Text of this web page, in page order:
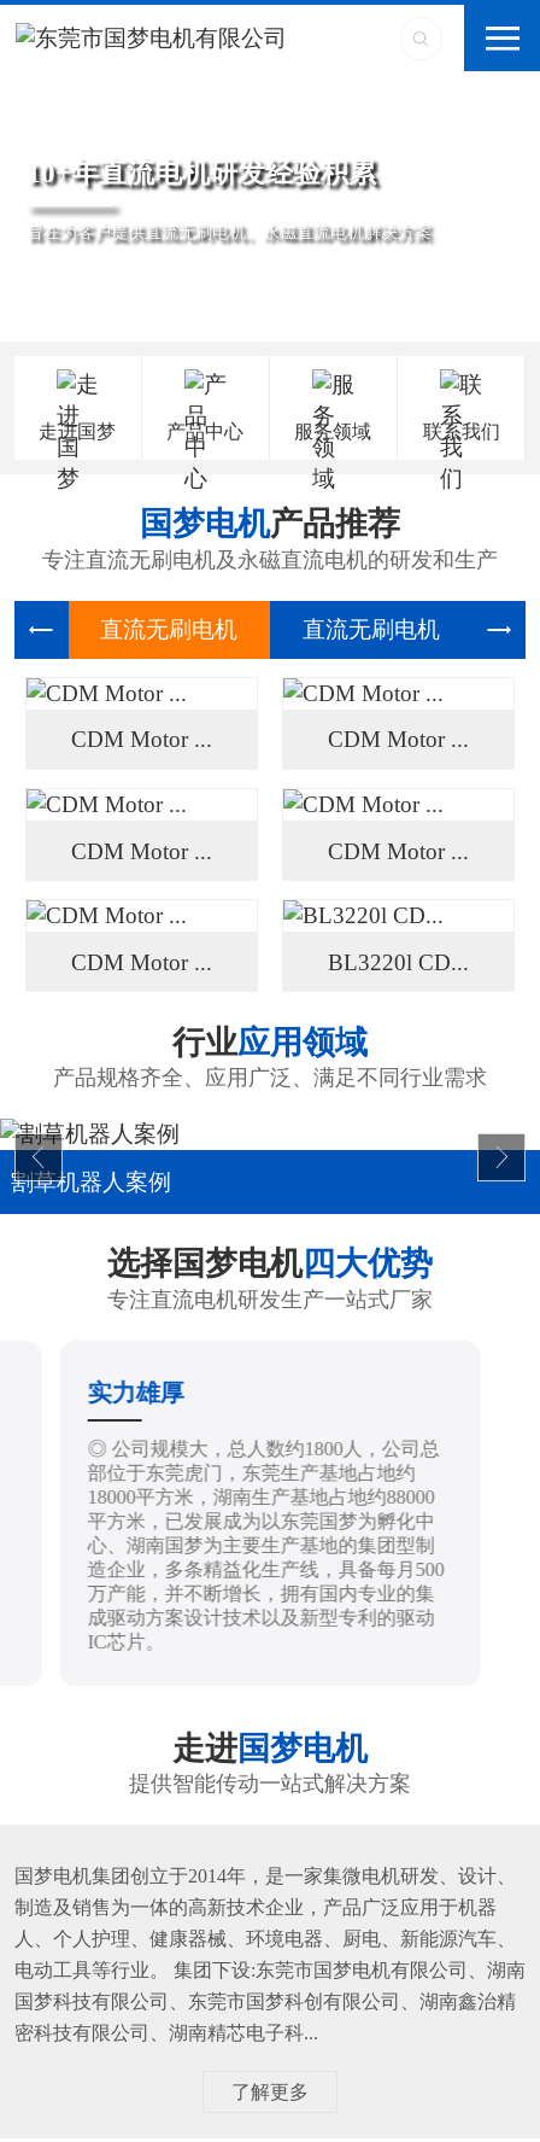
10+年直流电机研发经验积累
旨在为客户提供直流无刷电机、永磁直流电机解决方案
走进国梦 产品中心 服务领域 联系我们
国梦电机产品推荐
专注直流无刷电机及永磁直流电机的研发和生产
直流无刷 直流无刷 高压
CDM Motor ... CDM Motor ...
CDM Motor ... CDM Motor ...
CDM Motor ... BL3220l CD...
行业应用领域
产品规格齐全、应用广泛、满足不同行业需求
割草机器人案例
选择国梦电机四大优势
专注直流电机研发生产一站式厂家
实力雄厚
◎ 公司规模大，总人数约1800人，公司总
部位于东莞虎门，东莞生产基地占地约
18000平方米，湖南生产基地占地约88000
平方米，已发展成为以东莞国梦为孵化中
心、湖南国梦为主要生产基地的集团型制
造企业，多条精益化生产线，具备每月500
万产能，并不断增长，拥有国内专业的集
成驱动方案设计技术以及新型专利的驱动
IC芯片。
走进国梦电机
提供智能传动一站式解决方案
国梦电机集团创立于2014年，是一家集微电机研发、设计、
制造及销售为一体的高新技术企业，产品广泛应用于机器
人、个人护理、健康器械、环境电器、厨电、新能源汽车、
电动工具等行业。 集团下设:东莞市国梦电机有限公司、湖南
国梦科技有限公司、东莞市国梦科创有限公司、湖南鑫治精
密科技有限公司、湖南精芯电子科...
了解更多